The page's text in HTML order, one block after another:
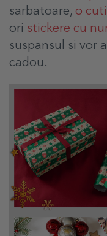
sarbatoare, o
ori stickere cu
suspansul si vor
cadou.